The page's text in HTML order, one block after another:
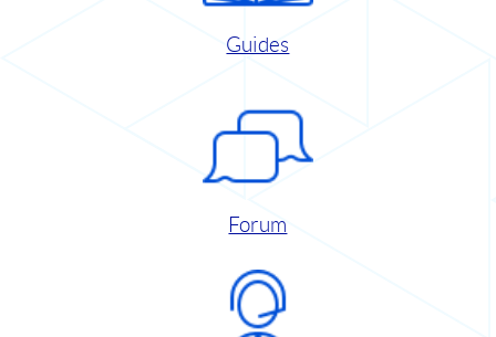
Guides
Forum